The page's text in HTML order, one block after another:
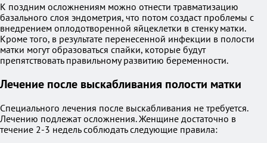
К поздним осложнениям можно отнести травматизацию
базального слоя эндометрия, что потом создаст проблемы с
внедрением оплодотворенной яйцеклетки в стенку матки.
Кроме того, в результате перенесенной инфекции в полости
матки могут образоваться спайки, которые будут
препятствовать правильному развитию беременности.
Лечение после выскабливания полости матки
Специального лечения после выскабливания не требуется.
Лечению подлежат осложнения. Женщине достаточно в
течение 2-3 недель соблюдать следующие правила: